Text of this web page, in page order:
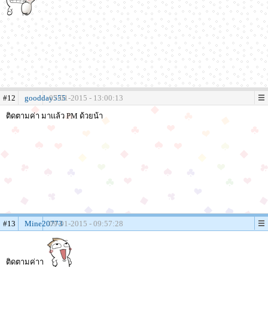
#12 goodday55507-01-2015 - 13:00:13
ติดตามค่า มาเเล้ว PM ด้วยน้า
#13 Mine2077309-01-2015 - 09:57:28
ติดตามค่าา